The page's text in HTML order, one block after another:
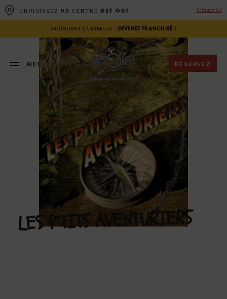
CHOISISSEZ UN CENTRE GET OUT Cliquez ici
REJOIGNEZ LA FAMILLE - DEVENEZ FRANCHISÉ !
MENU
FERMER
RÉSERVEZ
LESP’TITSAVENTURIERS
Panneau de gestion des cookies